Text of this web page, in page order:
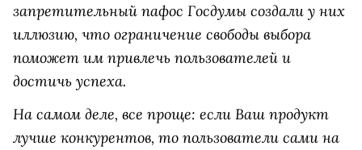
запретительный пафос Госдумы создали у них
иллюзию, что ограничение свободы выбора
поможет им привлечь пользователей и
достичь успеха.
На самом деле, все проще: если Ваш продукт
лучше конкурентов, то пользователи сами на